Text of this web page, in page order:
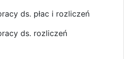
ds. płac i rozliczeń
ds. rozliczeń